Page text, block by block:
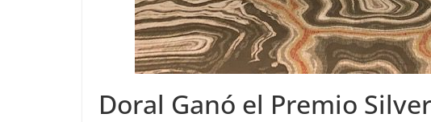
Doral Ganó el Premio